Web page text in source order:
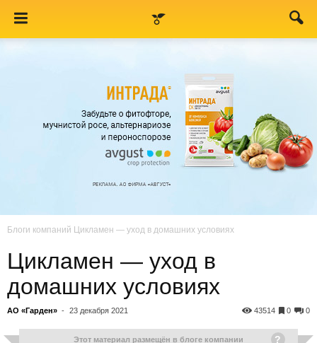
Блоги компаний Цикламен — уход в домашних условиях
Цикламен — уход в
домашних условиях
АО «Гарден» - 23 декабря 2021 0
0
43514
Этот материал размещён в блоге компании